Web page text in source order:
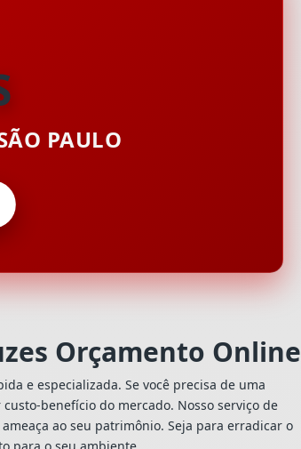
PAULO
Orçamento Online
e especializada. Se você precisa de uma
benefício do mercado. Nosso serviço de
ao seu patrimônio. Seja para erradicar o